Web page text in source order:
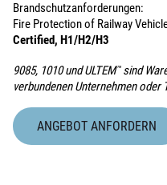
Brandschutzanforderungen:
Fire Protection of Railway
Certified, H1/H2/H3
9085, 1010 und ULTEM™sind
verbundenen Unternehmen
ANGEBOT ANFORDERN